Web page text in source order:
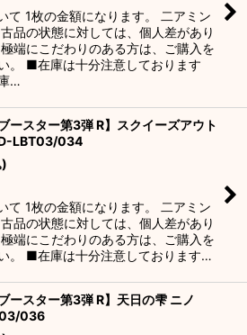
て 1枚の金額になります。 二アミン
品の状態に対しては、個人差があり
端にこだわりのある方は、ご購入を
。 ■在庫は十分注意しております
…
ースター第3弾 R】スクイーズアウト
LBT03/034
て 1枚の金額になります。 二アミン
品の状態に対しては、個人差があり
端にこだわりのある方は、ご購入を
。 ■在庫は十分注意しております…
ースター第3弾 R】天日の雫 ニノ
036